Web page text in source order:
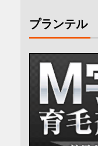
プランテル